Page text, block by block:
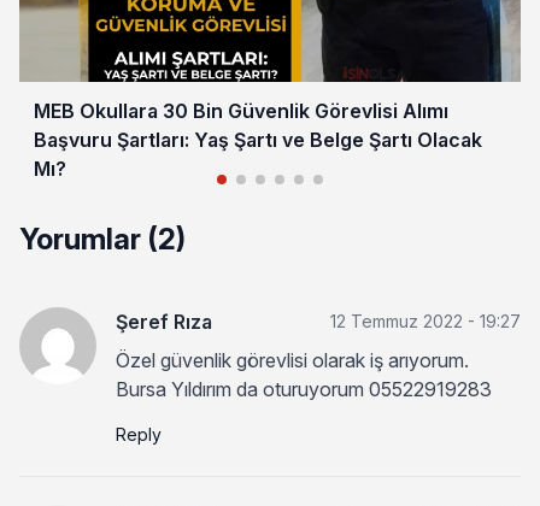
MEB Okullara 30 Bin Güvenlik Görevlisi Alımı
Başvuru Şartları: Yaş Şartı ve Belge Şartı Olacak
Mı?
Yorumlar (2)
Şeref Rıza 12 Temmuz 2022 - 19:27
Özel güvenlik görevlisi olarak iş arıyorum.
Bursa Yıldırım da oturuyorum 05522919283
Reply